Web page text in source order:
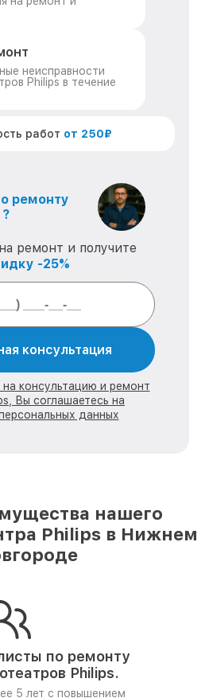
неисправности
Philips в течение
работ от 250₽
ремонту
ремонт и получите
-25%
консультация
на консультацию и ремонт
Вы соглашаетесь на
данных
нашего
Philips в Нижнем
по ремонту
Philips.
5 лет с повышением